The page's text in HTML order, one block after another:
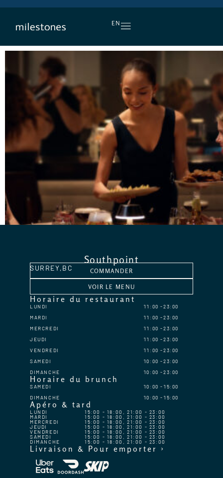
EN
Southpoint
SURREY,BC COMMANDER
VOIR LE MENU
Horaire du restaurant
LUNDI 11:00
23:00
MARDI
11:00
23:00
MERCREDI
11:00
23:00
JEUDI
11:00
23:00
VENDREDI
11:00
23:00
SAMEDI
10:00
23:00
DIMANCHE
10:00 23:00
Horaire du brunch
SAMEDI 10:00
15:00
DIMANCHE
10:00 15:00
Apéro & tard
LUNDI 15:00 - 18:00, 21:00 - 23:00
MARDI 15:00 - 18:00, 21:00 - 23:00
MERCREDI 15:00 - 18:00, 21:00 - 23:00
JEUDI 15:00 - 18:00, 21:00 - 23:00
VENDREDI 15:00 - 18:00, 21:00 - 23:00
SAMEDI 15:00 - 18:00, 21:00 - 23:00
DIMANCHE 15:00 - 18:00, 21:00 - 23:00
Livraison & Pour emporter ›